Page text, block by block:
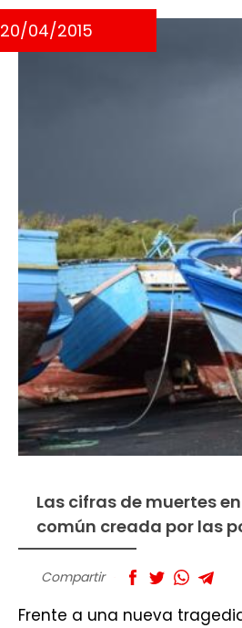
20/04/2015
Las cifras de muertes
común creada por las
Compartir
Frente a una nueva